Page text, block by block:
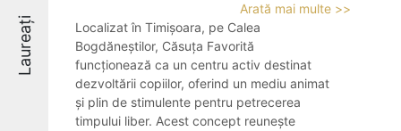
Laureați
Arată mai multe >>
Localizat în Timișoara, pe Calea
Bogdăneștilor, Căsuța Favorită
funcționează ca un centru activ destinat
dezvoltării copiilor, oferind un mediu animat
și plin de stimulente pentru petrecerea
timpului liber. Acest concept reunește